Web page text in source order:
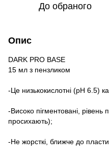
До обраного
Опис
DARK PRO BASE
15 мл з пензликом
-Це низькокислотні (pH 6.5)
-Високо пігментовані, рівень
просихають);
-Не жорсткі, ближче до